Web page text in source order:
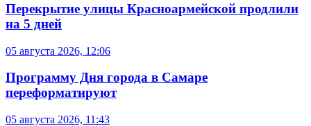
Перекрытие улицы Красноармейской продлили
на 5 дней
05 августа 2026, 12:06
Программу Дня города в Самаре
переформатируют
05 августа 2026, 11:43